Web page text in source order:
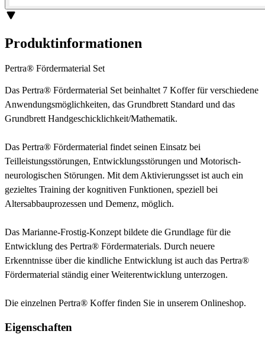
Produktinformationen
Pertra® Fördermaterial Set
Das Pertra® Fördermaterial Set beinhaltet 7 Koffer für verschiedene
Anwendungsmöglichkeiten, das Grundbrett Standard und das
Grundbrett Handgeschicklichkeit/Mathematik.
Das Pertra® Fördermaterial findet seinen Einsatz bei
Teilleistungsstörungen, Entwicklungsstörungen und Motorisch-
neurologischen Störungen. Mit dem Aktivierungsset ist auch ein
gezieltes Training der kognitiven Funktionen, speziell bei
Altersabbauprozessen und Demenz, möglich.
Das Marianne-Frostig-Konzept bildete die Grundlage für die
Entwicklung des Pertra® Fördermaterials. Durch neuere
Erkenntnisse über die kindliche Entwicklung ist auch das Pertra®
Fördermaterial ständig einer Weiterentwicklung unterzogen.
Die einzelnen Pertra® Koffer finden Sie in unserem Onlineshop.
Eigenschaften